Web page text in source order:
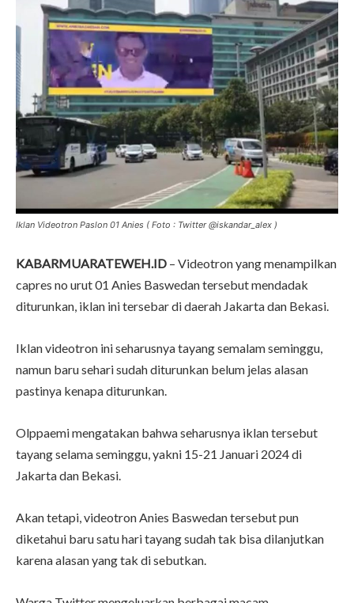
Iklan Videotron Paslon 01 Anies ( Foto : Twitter @iskandar_alex )
KABARMUARATEWEH.ID – Videotron yang menampilkan
capres no urut 01 Anies Baswedan tersebut mendadak
diturunkan, iklan ini tersebar di daerah Jakarta dan Bekasi.
Iklan videotron ini seharusnya tayang semalam seminggu,
namun baru sehari sudah diturunkan belum jelas alasan
pastinya kenapa diturunkan.
Olppaemi mengatakan bahwa seharusnya iklan tersebut
tayang selama seminggu, yakni 15-21 Januari 2024 di
Jakarta dan Bekasi.
Akan tetapi, videotron Anies Baswedan tersebut pun
diketahui baru satu hari tayang sudah tak bisa dilanjutkan
karena alasan yang tak di sebutkan.